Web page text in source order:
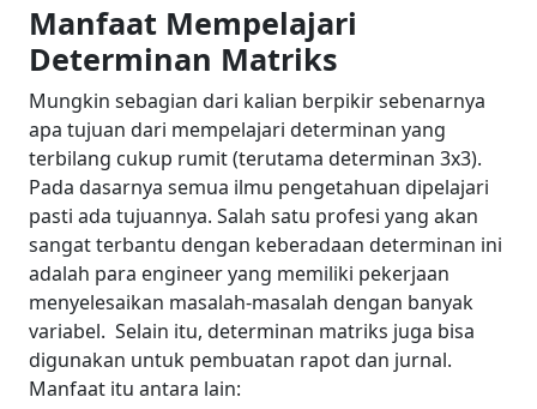
Manfaat Mempelajari
Determinan Matriks
Mungkin sebagian dari kalian berpikir sebenarnya
apa tujuan dari mempelajari determinan yang
terbilang cukup rumit (terutama determinan 3x3).
Pada dasarnya semua ilmu pengetahuan dipelajari
pasti ada tujuannya. Salah satu profesi yang akan
sangat terbantu dengan keberadaan determinan ini
adalah para engineer yang memiliki pekerjaan
menyelesaikan masalah-masalah dengan banyak
variabel. Selain itu, determinan matriks juga bisa
digunakan untuk pembuatan rapot dan jurnal.
Manfaat itu antara lain: